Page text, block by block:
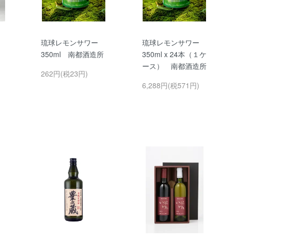
琉球レモンサワー
350ml 南都酒造所
262円(税23円)
琉球レモンサワー
350ml x 24本（１ケ
ース） 南都酒造所
6,288円(税571円)